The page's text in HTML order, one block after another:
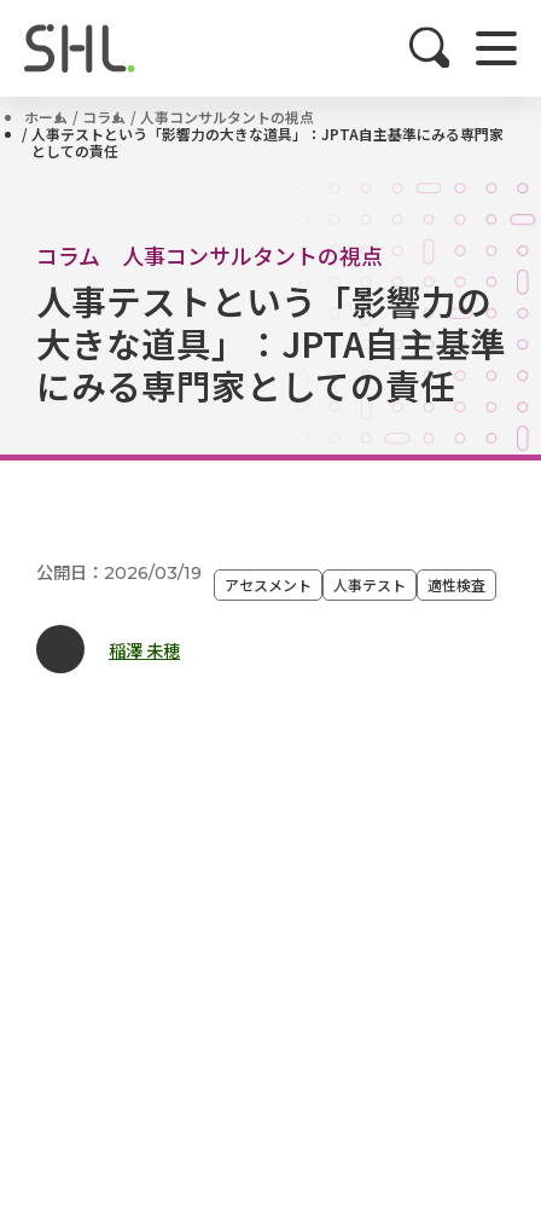
ホーム コラム
人事コンサルタントの視点
人事テストという「影響力の大きな道具」：JPTA自主基準にみる専門家
としての責任
コラム 人事コンサルタントの視点
人事テストという「影響力の
大きな道具」：JPTA自主基準
にみる専門家としての責任
公開日：2026/03/19
アセスメント 人事テスト 適性検査
稲澤 未穂